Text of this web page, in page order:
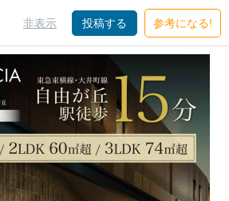
非表示 投稿する 参考になる!